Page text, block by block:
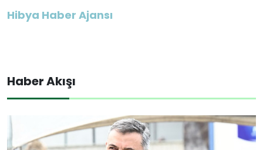
Hibya Haber Ajansı
Haber Akışı